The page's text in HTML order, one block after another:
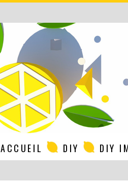
ACCUEIL DIY DIY